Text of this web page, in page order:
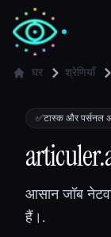
✍️लेखक
💻
🎓
घर श्रेणियाँ
✅टास्क और पर्सनल
आसान जॉब
हैं।.